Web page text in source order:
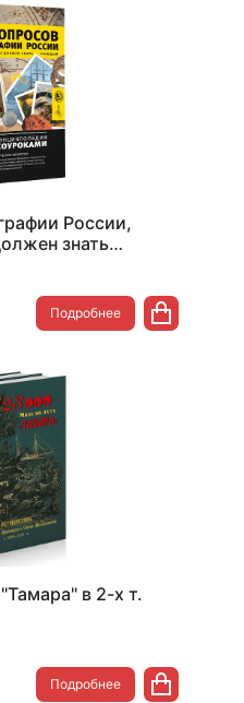
России,
знать
Подробнее
в 2-х т.
Подробнее